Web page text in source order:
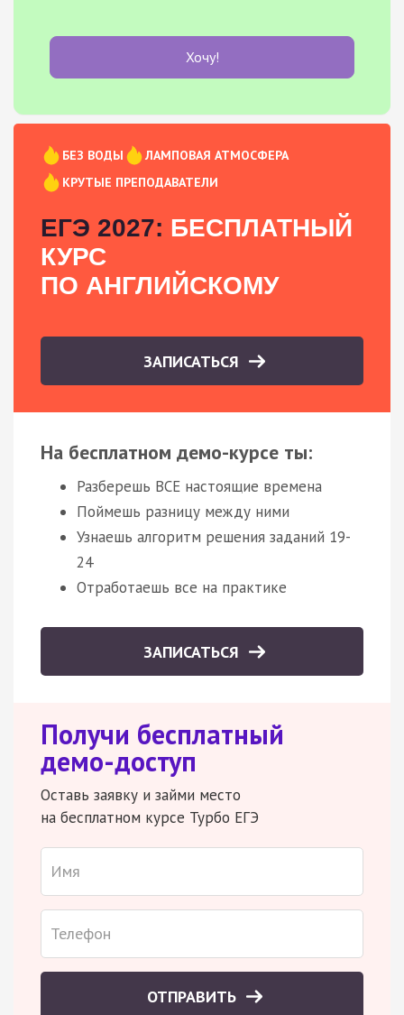
Хочу!
БЕЗ ВОДЫ
ЛАМПОВАЯ АТМОСФЕРА
КРУТЫЕ ПРЕПОДАВАТЕЛИ
ЕГЭ 2027: БЕСПЛАТНЫЙ
КУРС
ПО АНГЛИЙСКОМУ
ЗАПИСАТЬСЯ
На бесплатном демо-курсе ты:
Разберешь ВСЕ настоящие времена
Поймешь разницу между ними
Узнаешь алгоритм решения заданий 19-
24
Отработаешь все на практике
ЗАПИСАТЬСЯ
Получи бесплатный
демо-доступ
Оставь заявку и займи место
на бесплатном курсе Турбо ЕГЭ
ОТПРАВИТЬ